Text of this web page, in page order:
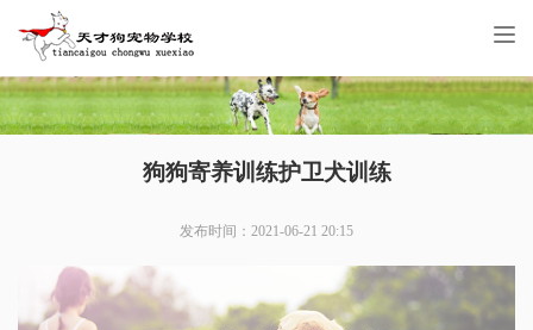
狗狗寄养训练护卫犬训练
发布时间：2021-06-21 20:15